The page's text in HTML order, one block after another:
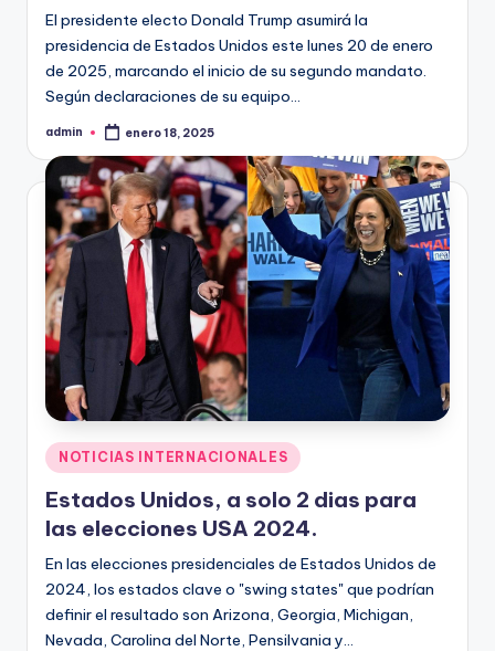
El presidente electo Donald Trump asumirá la
presidencia de Estados Unidos este lunes 20 de enero
de 2025, marcando el inicio de su segundo mandato.
Según declaraciones de su equipo…
Publicado
admin enero 18, 2025
Publicado
en
NOTICIAS INTERNACIONALES
Estados Unidos, a solo 2 dias para
las elecciones USA 2024.
En las elecciones presidenciales de Estados Unidos de
2024, los estados clave o "swing states" que podrían
definir el resultado son Arizona, Georgia, Michigan,
Nevada, Carolina del Norte, Pensilvania y…